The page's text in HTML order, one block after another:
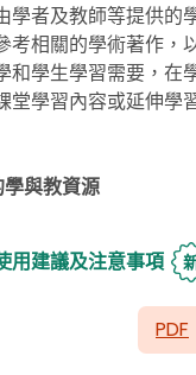
學者及教師等提供的
考相關的學術著作，
和學生學習需要，在
堂學習內容或延伸學
與教資源
用建議及注意事項
PDF